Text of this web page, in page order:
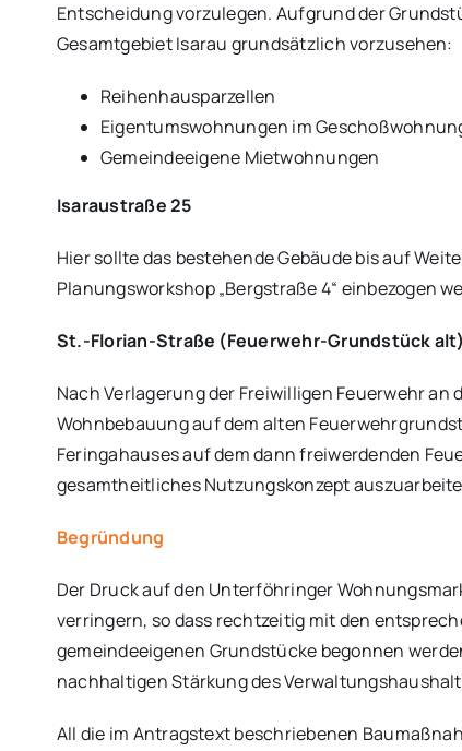
Entscheidung vorzulegen. Aufgrund der
Gesamtgebiet Isarau grundsätzlich vorzusehen:
Reihenhausparzellen
Eigentumswohnungen im
Gemeindeeigene Mietwohnungen
Isaraustraße 25
Hier sollte das bestehende Gebäude bis auf
Planungsworkshop „Bergstraße 4“ einbezogen
St.-Florian-Straße (Feuerwehr-Grundstück alt)
Nach Verlagerung der Freiwilligen Feuerwehr
Wohnbebauung auf dem alten
Feringahauses auf dem dann freiwerdenden
gesamtheitliches Nutzungskonzept
Begründung
Der Druck auf den Unterföhringer
verringern, so dass rechtzeitig mit den
gemeindeeigenen Grundstücke begonnen
nachhaltigen Stärkung des
All die im Antragstext beschriebenen